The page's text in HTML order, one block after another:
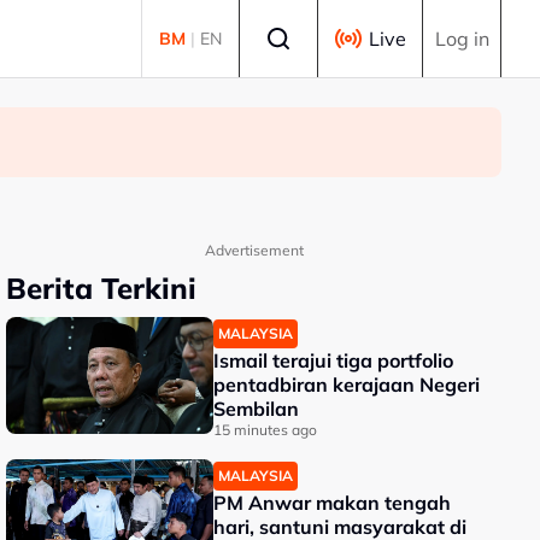
BM | EN Live Log in
Advertisement
Berita Terkini
MALAYSIA
Ismail terajui tiga portfolio
pentadbiran kerajaan Negeri
Sembilan
15 minutes ago
MALAYSIA
PM Anwar makan tengah
hari, santuni masyarakat di